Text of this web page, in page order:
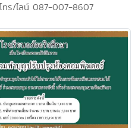
ทร/ไลน์ 087-007-8607